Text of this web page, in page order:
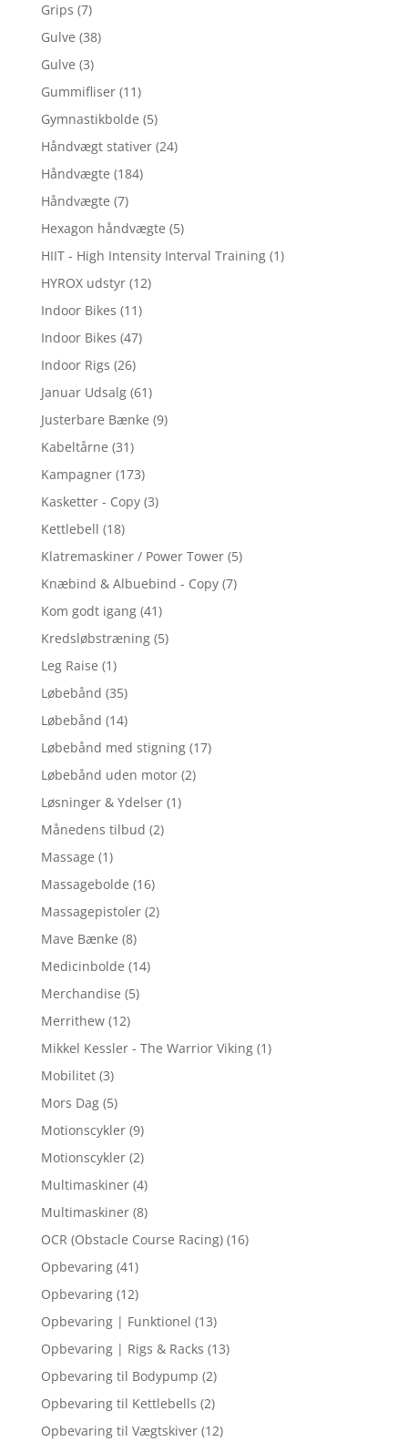
Grips (7)
Gulve (38)
Gulve (3)
Gummifliser (11)
Gymnastikbolde (5)
Håndvægt stativer (24)
Håndvægte (184)
Håndvægte (7)
Hexagon håndvægte (5)
HIIT - High Intensity Interval Training (1)
HYROX udstyr (12)
Indoor Bikes (11)
Indoor Bikes (47)
Indoor Rigs (26)
Januar Udsalg (61)
Justerbare Bænke (9)
Kabeltårne (31)
Kampagner (173)
Kasketter - Copy (3)
Kettlebell (18)
Klatremaskiner / Power Tower (5)
Knæbind & Albuebind - Copy (7)
Kom godt igang (41)
Kredsløbstræning (5)
Leg Raise (1)
Løbebånd (35)
Løbebånd (14)
Løbebånd med stigning (17)
Løbebånd uden motor (2)
Løsninger & Ydelser (1)
Månedens tilbud (2)
Massage (1)
Massagebolde (16)
Massagepistoler (2)
Mave Bænke (8)
Medicinbolde (14)
Merchandise (5)
Merrithew (12)
Mikkel Kessler - The Warrior Viking (1)
Mobilitet (3)
Mors Dag (5)
Motionscykler (9)
Motionscykler (2)
Multimaskiner (4)
Multimaskiner (8)
OCR (Obstacle Course Racing) (16)
Opbevaring (41)
Opbevaring (12)
Opbevaring | Funktionel (13)
Opbevaring | Rigs & Racks (13)
Opbevaring til Bodypump (2)
Opbevaring til Kettlebells (2)
Opbevaring til Vægtskiver (12)